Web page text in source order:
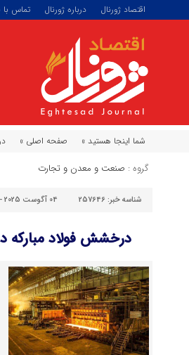
اقتصاد ژورنال درباره ژورنال تماس با
شما اینجا هستید » صفحه اصلی »
گروه : صنعت و معدن و تجارت
شناسه خبر: 257646 04 آگوست 2025 - 0:57
درخشش فولاد مبارکه در ۱۴۰۳؛ سود خالص ۹۹.۶ همت در دل